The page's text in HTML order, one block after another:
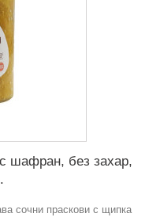
шафран, без захар,
сочни праскови с щипка